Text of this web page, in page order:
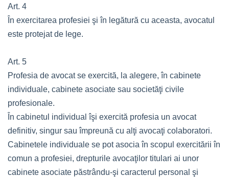
Art. 4
În exercitarea profesiei şi în legătură cu aceasta, avocatul
este protejat de lege.
Art. 5
Profesia de avocat se exercită, la alegere, în cabinete
individuale, cabinete asociate sau societăţi civile
profesionale.
În cabinetul individual îşi exercită profesia un avocat
definitiv, singur sau împreună cu alţi avocaţi colaboratori.
Cabinetele individuale se pot asocia în scopul exercitării în
comun a profesiei, drepturile avocaţilor titulari ai unor
cabinete asociate păstrându-şi caracterul personal şi